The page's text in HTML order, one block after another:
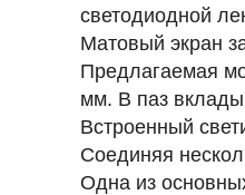
светодиодной
Матовый экран
Предлагаемая
мм. В паз
Встроенный
Соединяя
Одна из